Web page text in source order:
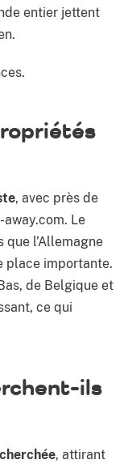
entier jettent
, avec près de
Le
que l’Allemagne
place importante.
de Belgique et
ce qui
ils
, attirant